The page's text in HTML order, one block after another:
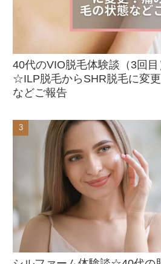
40代のVIO脱毛体験談（3回
☆ILP脱毛からSHR脱毛に変
などご報告